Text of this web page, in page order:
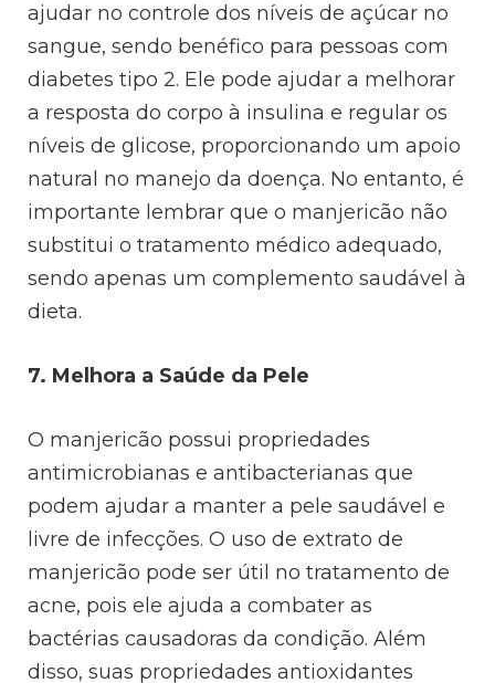
ajudar no controle dos níveis de açúcar no
sangue, sendo benéfico para pessoas com
diabetes tipo 2. Ele pode ajudar a melhorar
a resposta do corpo à insulina e regular os
níveis de glicose, proporcionando um apoio
natural no manejo da doença. No entanto, é
importante lembrar que o manjericão não
substitui o tratamento médico adequado,
sendo apenas um complemento saudável à
dieta.
7. Melhora a Saúde da Pele
O manjericão possui propriedades
antimicrobianas e antibacterianas que
podem ajudar a manter a pele saudável e
livre de infecções. O uso de extrato de
manjericão pode ser útil no tratamento de
acne, pois ele ajuda a combater as
bactérias causadoras da condição. Além
disso, suas propriedades antioxidantes